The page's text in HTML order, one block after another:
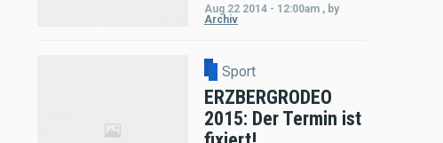
Aug 22 2014 - 12:00am , by
Archiv
Sport
ERZBERGRODEO
2015: Der Termin ist